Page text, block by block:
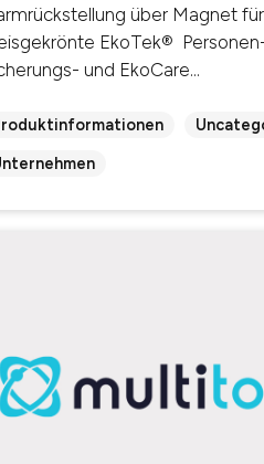
über Magnet
EkoTek®
und EkoCare...